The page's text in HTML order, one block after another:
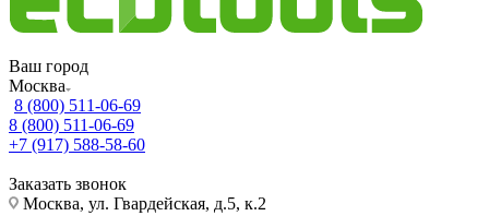
Ваш город
Москва
8 (800) 511-06-69
8 (800) 511-06-69
+7 (917) 588-58-60
Заказать звонок
Москва, ул. Гвардейская, д.5, к.2